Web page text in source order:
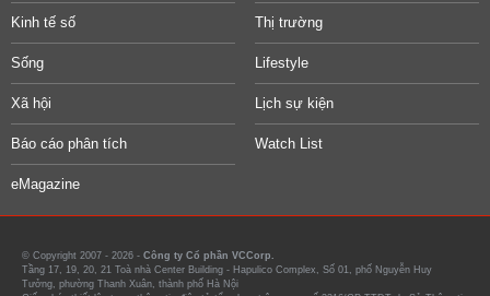
Kinh tế số Thị trường
Sống Lifestyle
Xã hội Lịch sự kiện
Báo cáo phân tích Watch List
eMagazine
© Copyright 2007 - 2026 - Công ty Cổ phần VCCorp.
Tầng 17, 19, 20, 21 Toà nhà Center Building - Hapulico Complex, Số 01, phố Nguyễn Huy
Tưởng, phường Thanh Xuân, thành phố Hà Nội